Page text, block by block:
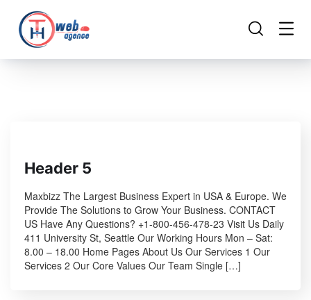
Header 5
Maxbizz The Largest Business Expert in USA & Europe. We
Provide The Solutions to Grow Your Business. CONTACT
US Have Any Questions? +1-800-456-478-23 Visit Us Daily
411 University St, Seattle Our Working Hours Mon – Sat:
8.00 – 18.00 Home Pages About Us Our Services 1 Our
Services 2 Our Core Values Our Team Single […]